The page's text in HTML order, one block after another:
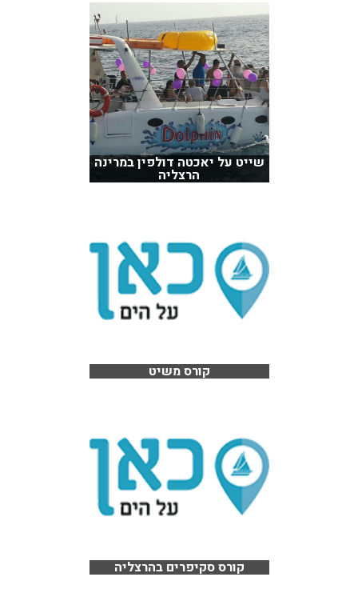
שייט על יאכטה דולפין במרינה
הרצליה
קורס משיט
קורס סקיפרים בהרצליה